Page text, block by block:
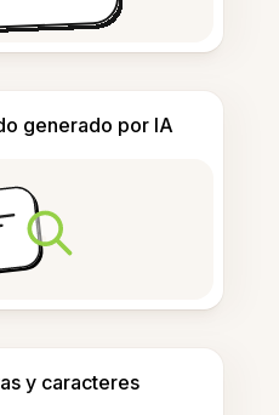
generado por IA
y caracteres